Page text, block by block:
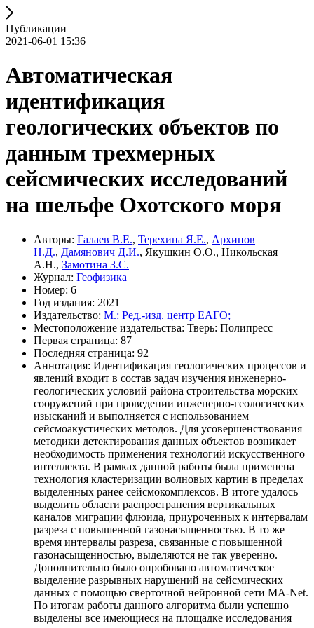
Публикации
2021-06-01 15:36
Автоматическая
идентификация
геологических объектов по
данным трехмерных
сейсмических исследований
на шельфе Охотского моря
Авторы: Галаев В.Е., Терехина Я.Е., Архипов
Н.Д., Дамянович Д.И., Якушкин О.О., Никольская
А.Н., Замотина З.С.
Журнал: Геофизика
Номер: 6
Год издания: 2021
Издательство: М.: Ред.-изд. центр ЕАГО;
Местоположение издательства: Тверь: Полипресс
Первая страница: 87
Последняя страница: 92
Аннотация: Идентификация геологических процессов и
явлений входит в состав задач изучения инженерно-
геологических условий района строительства морских
сооружений при проведении инженерно-геологических
изысканий и выполняется с использованием
сейсмоакустических методов. Для усовершенствования
методики детектирования данных объектов возникает
необходимость применения технологий искусственного
интеллекта. В рамках данной работы была применена
технология кластеризации волновых картин в пределах
выделенных ранее сейсмокомплексов. В итоге удалось
выделить области распространения вертикальных
каналов миграции флюида, приуроченных к интервалам
разреза с повышенной газонасыщенностью. В то же
время интервалы разреза, связанные с повышенной
газонасыщенностью, выделяются не так уверенно.
Дополнительно было опробовано автоматическое
выделение разрывных нарушений на сейсмических
данных с помощью сверточной нейронной сети MA-Net.
По итогам работы данного алгоритма были успешно
выделены все имеющиеся на площадке исследования